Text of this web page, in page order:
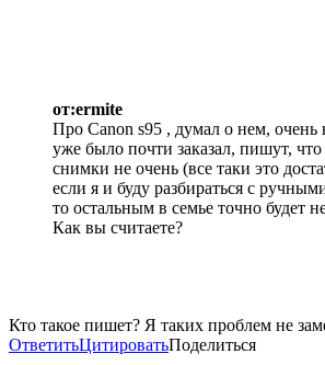
от:ermite
Про Canon s95 , думал о нем, очень
уже было почти заказал, пишут, что
снимки не очень (все таки это
если я и буду разбираться с
то остальным в семье точно будет
Как вы считаете?
Кто такое пишет? Я таких проблем не
ОтветитьЦитироватьПоделиться